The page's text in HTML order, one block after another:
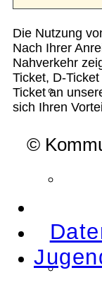
Die Nutzung
Nach Ihrer
Nahverkehr
Ticket, D-
Ticket an
sich Ihren
©